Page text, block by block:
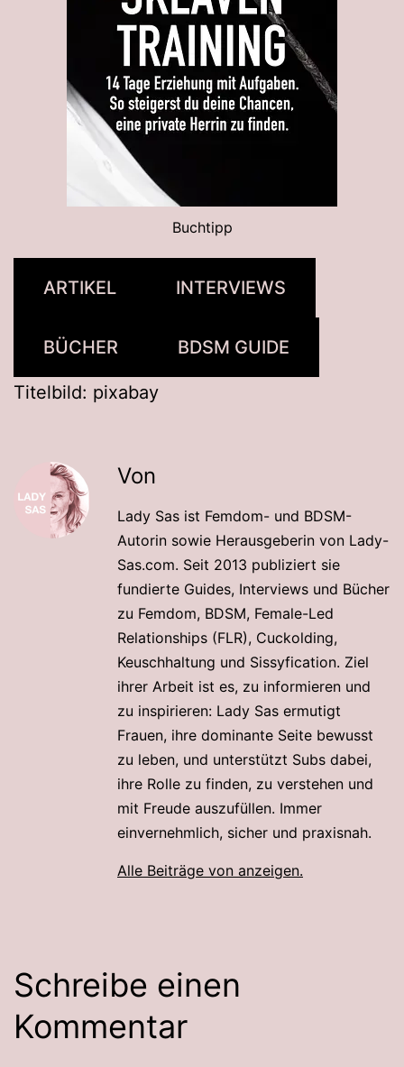
Buchtipp
ARTIKEL INTERVIEWS
BÜCHER BDSM GUIDE
Titelbild: pixabay
Von
Lady Sas ist Femdom- und BDSM-
Autorin sowie Herausgeberin von Lady-
Sas.com. Seit 2013 publiziert sie
fundierte Guides, Interviews und Bücher
zu Femdom, BDSM, Female-Led
Relationships (FLR), Cuckolding,
Keuschhaltung und Sissyfication. Ziel
ihrer Arbeit ist es, zu informieren und
zu inspirieren: Lady Sas ermutigt
Frauen, ihre dominante Seite bewusst
zu leben, und unterstützt Subs dabei,
ihre Rolle zu finden, zu verstehen und
mit Freude auszufüllen. Immer
einvernehmlich, sicher und praxisnah.
Alle Beiträge von anzeigen.
Schreibe einen
Kommentar